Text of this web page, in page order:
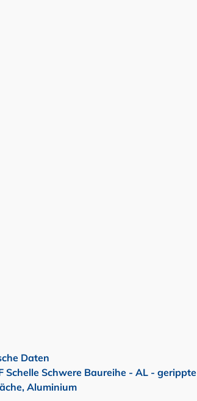
Daten
Schelle Schwere Baureihe - AL - gerippte
Aluminium